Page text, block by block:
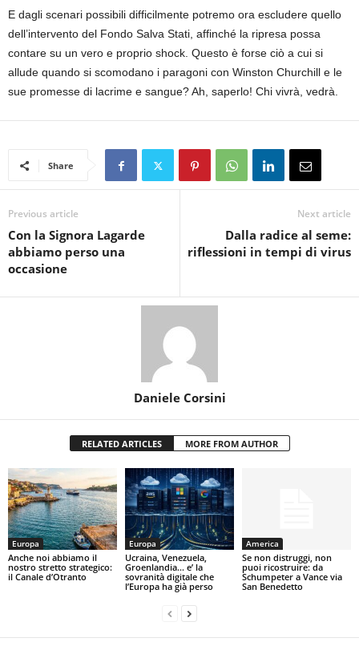
E dagli scenari possibili difficilmente potremo ora escludere quello
dell’intervento del Fondo Salva Stati, affinché la ripresa possa
contare su un vero e proprio shock. Questo è forse ciò a cui si
allude quando si scomodano i paragoni con Winston Churchill e le
sue promesse di lacrime e sangue? Ah, saperlo! Chi vivrà, vedrà.
Share
Previous article
Con la Signora Lagarde
abbiamo perso una
occasione
Next article
Dalla radice al seme:
riflessioni in tempi di virus
Daniele Corsini
RELATED ARTICLES MORE FROM AUTHOR
Europa
Anche noi abbiamo il
nostro stretto strategico:
il Canale d’Otranto
Europa
Ucraina, Venezuela,
Groenlandia… e’ la
sovranità digitale che
l’Europa ha già perso
America
Se non distruggi, non
puoi ricostruire: da
Schumpeter a Vance via
San Benedetto